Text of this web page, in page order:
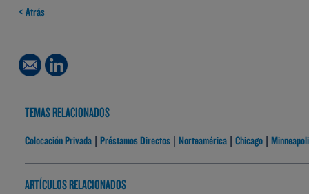
< Atrás
TEMAS RELACIONADOS
Colocación Privada Préstamos Directos |Norteamérica |Chicago
ARTÍCULOS RELACIONADOS